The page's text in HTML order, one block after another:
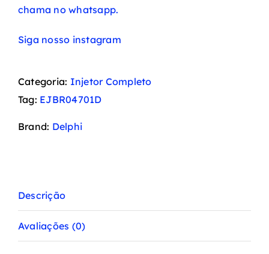
chama no whatsapp.
Siga nosso instagram
Categoria: Injetor Completo
Tag: EJBR04701D
Brand: Delphi
Descrição
Avaliações (0)